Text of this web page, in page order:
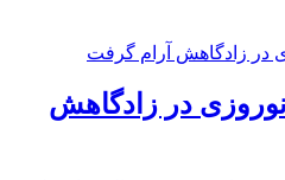
در زادگاهش